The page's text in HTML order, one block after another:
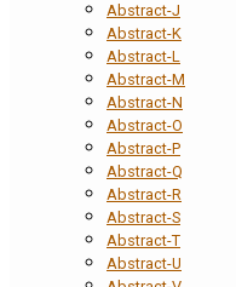
Abstract-J
Abstract-K
Abstract-L
Abstract-M
Abstract-N
Abstract-O
Abstract-P
Abstract-Q
Abstract-R
Abstract-S
Abstract-T
Abstract-U